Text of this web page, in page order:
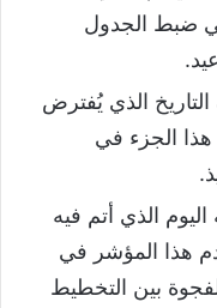
ضبط الجدول
الذي يُفترض
هذا الجزء في
الذي أتم فيه
هذا المؤشر في
بين التخطيط